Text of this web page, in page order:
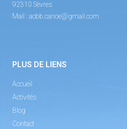
92310 Sèvres
Mail : acbb.canoe@gmail.com
PLUS DE LIENS
Accueil
Activités
Blog
Contact